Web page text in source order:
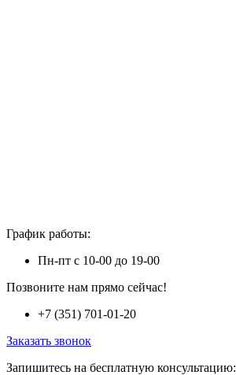
График работы:
Пн-пт с 10-00 до 19-00
Позвоните нам прямо сейчас!
+7 (351) 701-01-20
Заказать звонок
Запишитесь на бесплатную консультацию: